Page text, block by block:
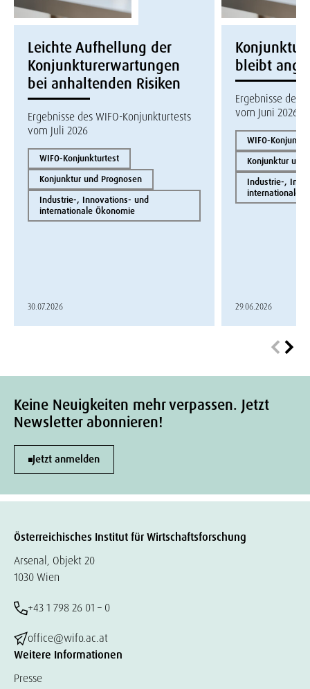
Leichte Aufhellung der
Konjunkturerwartungen
bei anhaltenden Risiken
Ergebnisse des WIFO-Konjunkturtests
vom Juli 2026
WIFO-Konjunkturtest
Konjunktur und Prognosen
Industrie-, Innovations- und
internationale Ökonomie
30.07.2026
bleibt
Ergebnisse des
vom Juni 2026
WIFO-
Konjunktur und
Industrie-,
internationale
29.06.2026
Keine Neuigkeiten mehr verpassen. Jetzt
Newsletter abonnieren!
Jetzt anmelden
Österreichisches Institut für Wirtschaftsforschung
Arsenal, Objekt 20
1030 Wien
+43 1 798 26 01 – 0
office@wifo.ac.at
Weitere Informationen
Presse